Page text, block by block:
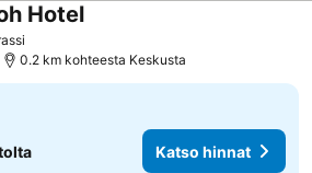
HotelKatso hinnat
0.2 km kohteesta Keskusta
Katso hinnat